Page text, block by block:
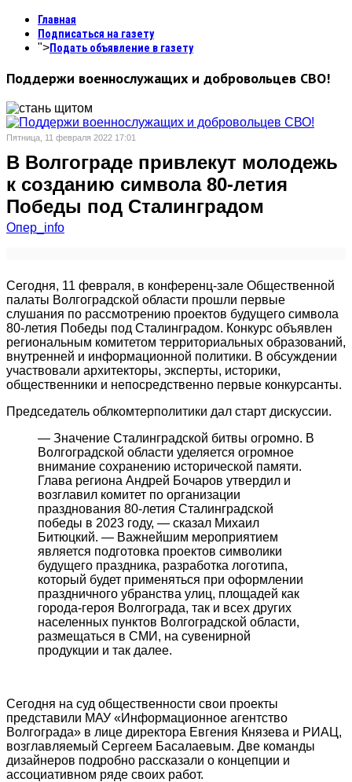
Главная
Подписаться на газету
">Подать объявление в газету
Поддержи военнослужащих и добровольцев СВО!
Пятница, 11 февраля 2022 17:01
В Волгограде привлекут молодежь
к созданию символа 80-летия
Победы под Сталинградом
Опер_info
Сегодня, 11 февраля, в конференц-зале Общественной
палаты Волгоградской области прошли первые
слушания по рассмотрению проектов будущего символа
80-летия Победы под Сталинградом. Конкурс объявлен
региональным комитетом территориальных образований,
внутренней и информационной политики. В обсуждении
участвовали архитекторы, эксперты, историки,
общественники и непосредственно первые конкурсанты.
Председатель облкомтерполитики дал старт дискуссии.
— Значение Сталинградской битвы огромно. В
Волгоградской области уделяется огромное
внимание сохранению исторической памяти.
Глава региона Андрей Бочаров утвердил и
возглавил комитет по организации
празднования 80-летия Сталинградской
победы в 2023 году, — сказал Михаил
Битюцкий. — Важнейшим мероприятием
является подготовка проектов символики
будущего праздника, разработка логотипа,
который будет применяться при оформлении
праздничного убранства улиц, площадей как
города-героя Волгограда, так и всех других
населенных пунктов Волгоградской области,
размещаться в СМИ, на сувенирной
продукции и так далее.
Сегодня на суд общественности свои проекты
представили МАУ «Информационное агентство
Волгограда» в лице директора Евгения Князева и РИАЦ,
возглавляемый Сергеем Басалаевым. Две команды
дизайнеров подробно рассказали о концепции и
ассоциативном ряде своих работ.